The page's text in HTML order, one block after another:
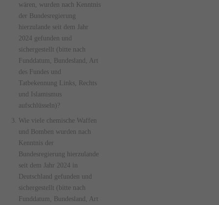
wären, wurden nach Kenntnis
der Bundesregierung
hierzulande seit dem Jahr
2024 gefunden und
sichergestellt (bitte nach
Funddatum, Bundesland, Art
des Fundes und
Tatbekennung Links, Rechts
und Islamismus
aufschlüsseln)?
Wie viele chemische Waffen
und Bomben wurden nach
Kenntnis der
Bundesregierung hierzulande
seit dem Jahr 2024 in
Deutschland gefunden und
sichergestellt (bitte nach
Funddatum, Bundesland, Art